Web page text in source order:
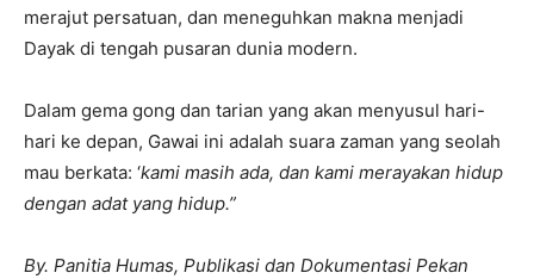
merajut persatuan, dan meneguhkan makna menjadi
Dayak di tengah pusaran dunia modern.
Dalam gema gong dan tarian yang akan menyusul hari-
hari ke depan, Gawai ini adalah suara zaman yang seolah
mau berkata: ‘kami masih ada, dan kami merayakan hidup
dengan adat yang hidup.”
By. Panitia Humas, Publikasi dan Dokumentasi Pekan